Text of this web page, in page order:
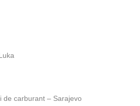
de carburant – Sarajevo